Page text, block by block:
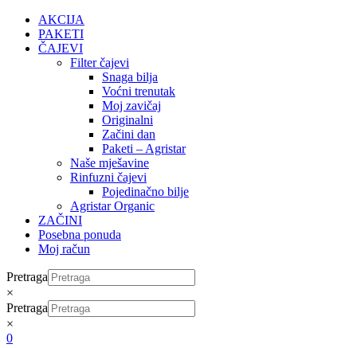
AKCIJA
PAKETI
ČAJEVI
Filter čajevi
Snaga bilja
Voćni trenutak
Moj zavičaj
Originalni
Začini dan
Paketi – Agristar
Naše mješavine
Rinfuzni čajevi
Pojedinačno bilje
Agristar Organic
ZAČINI
Posebna ponuda
Moj račun
Pretraga
×
Pretraga
×
0